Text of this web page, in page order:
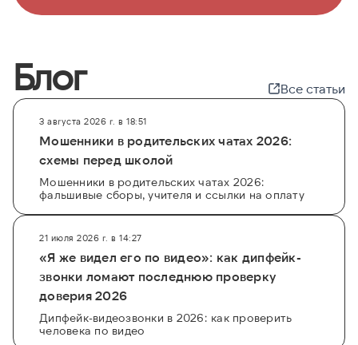
Блог Все статьи
3 августа 2026 г. в 18:51
Мошенники в родительских чатах 2026:
схемы перед школой
Мошенники в родительских чатах 2026:
фальшивые сборы, учителя и ссылки на оплату
21 июля 2026 г. в 14:27
«Я же видел его по видео»: как дипфейк-
звонки ломают последнюю проверку
доверия 2026
Дипфейк-видеозвонки в 2026: как проверить
человека по видео